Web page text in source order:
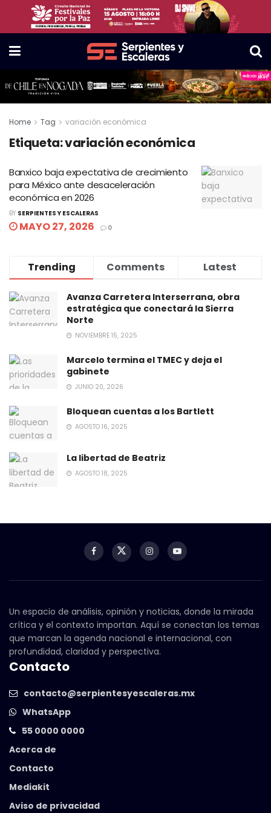
Home Tag variación económica
Etiqueta:variación económica
Banxico baja expectativa de crecimiento
para México ante desaceleración
económica en 2026
BY SERPIENTES Y ESCALERAS
MAYO 27, 2026 0
Trending Comments Latest
Avanza Carretera Interserrana, obra
estratégica que conectará la Sierra
Norte
NOVIEMBRE 15, 2025
Marcelo termina el TMEC y deja el
gabinete
JUNIO 20, 2026
Bloquean cuentas a los Bartlett
AGOSTO 16, 2025
La libertad de Beatriz
AGOSTO 18, 2025
Un espacio de análisis, opinión y noticias, donde la mirada
crítica y el contexto importan. Aquí se conectan los temas
que marcan la agenda nacional e internacional, con
profundidad, claridad y perspectiva.
Contacto
contacto@serpientesyescaleras.mx
WhatsApp
55 0000 0000
Acerca de
Contacto
Mediakit
Aviso de privacidad